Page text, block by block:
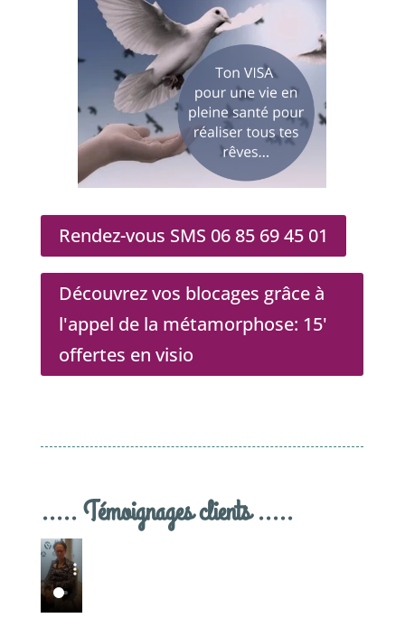
Rendez-vous SMS 06 85 69 45 01
Découvrez vos blocages grâce à
l'appel de la métamorphose: 15'
offertes en visio
..... Témoignages clients .....